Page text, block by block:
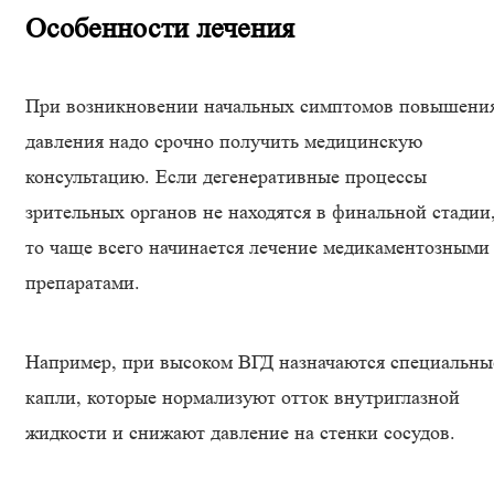
Особенности лечения
При возникновении начальных симптомов
давления надо срочно получить медицинскую
консультацию. Если дегенеративные процессы
зрительных органов не находятся в финальной
то чаще всего начинается лечение медикаментозными
препаратами.
Например, при высоком ВГД назначаются
капли, которые нормализуют отток внутриглазной
жидкости и снижают давление на стенки сосудов.